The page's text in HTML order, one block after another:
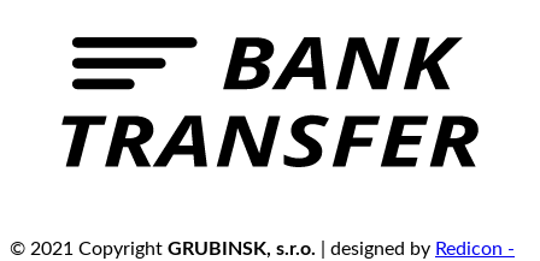
© 2021 Copyright GRUBINSK, s.r.o. | designed by Redicon -